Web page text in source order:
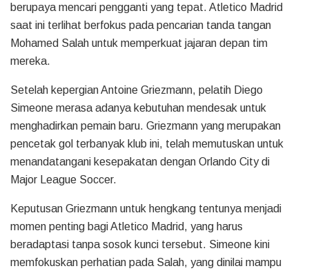
berupaya mencari pengganti yang tepat. Atletico Madrid
saat ini terlihat berfokus pada pencarian tanda tangan
Mohamed Salah untuk memperkuat jajaran depan tim
mereka.
Setelah kepergian Antoine Griezmann, pelatih Diego
Simeone merasa adanya kebutuhan mendesak untuk
menghadirkan pemain baru. Griezmann yang merupakan
pencetak gol terbanyak klub ini, telah memutuskan untuk
menandatangani kesepakatan dengan Orlando City di
Major League Soccer.
Keputusan Griezmann untuk hengkang tentunya menjadi
momen penting bagi Atletico Madrid, yang harus
beradaptasi tanpa sosok kunci tersebut. Simeone kini
memfokuskan perhatian pada Salah, yang dinilai mampu